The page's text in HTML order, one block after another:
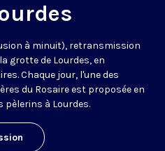
à minuit), retransmission
grotte de Lourdes, en
Chaque jour, l'une des
du Rosaire est proposée en
pèlerins à Lourdes.